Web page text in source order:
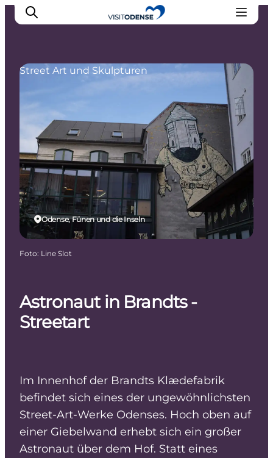
Odense erleben
Veranstaltungen
Reiseplanung
Inspiration
Astronaut in Brandts -
Streetart
Im Innenhof der Brandts Klædefabrik
befindet sich eines der ungewöhnlichsten
Street-Art-Werke Odenses. Hoch oben auf
einer Giebelwand erhebt sich ein großer
Astronaut über dem Hof. Statt eines
Odense, Fünen und die Inseln
Street Art und Skulpturen
Foto: Line Slot